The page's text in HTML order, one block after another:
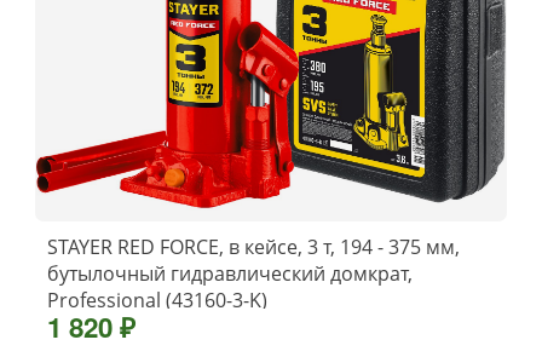
STAYER RED FORCE, в кейсе, 3 т, 194 - 375 мм,
бутылочный гидравлический домкрат,
Professional (43160-3-K)
1 820 ₽